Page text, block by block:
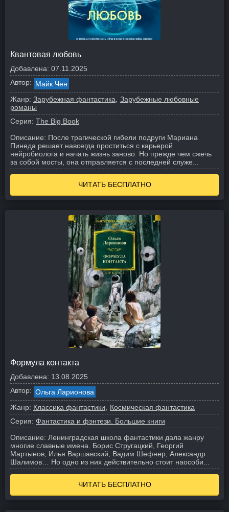
Квантовая любовь
Добавлена: 07.11.2025
Автор: Майк Чен
Жанр: Зарубежная фантастика
Зарубежные любовные
романы
Серия: The Big Book
Описание: После трагической гибели подруги Мариана
Пинеда решает навсегда проститься с карьерой
нейробиолога и начать жизнь заново. Но прежде чем сжечь
за собой мосты, она отправляется с последней служе...
ЧИТАТЬ БЕСПЛАТНО
Формула контакта
Добавлена: 13.08.2025
Автор: Ольга Ларионова
Жанр: Классика фантастики
Космическая фантастика
Серия: Фантастика и фэнтези. Большие книги
Описание: Ленинградская школа фантастики дала жанру
многие славные имена. Борис Стругацкий, Георгий
Мартынов, Илья Варшавский, Вадим Шефнер, Александр
Шалимов… Но одно из них действительно стоит наособи...
ЧИТАТЬ БЕСПЛАТНО